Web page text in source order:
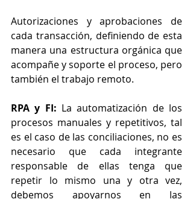
Autorizaciones y aprobaciones de
cada transacción, definiendo de esta
manera una estructura orgánica que
acompañe y soporte el proceso, pero
también el trabajo remoto.
RPA y FI: La automatización de los
procesos manuales y repetitivos, tal
es el caso de las conciliaciones, no es
necesario que cada integrante
responsable de ellas tenga que
repetir lo mismo una y otra vez,
debemos apoyarnos en las